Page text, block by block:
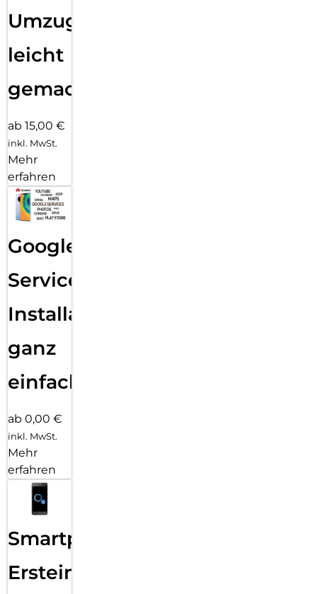
Umzug
leicht
gemacht!
ab 15,00 €
inkl. MwSt.
Mehr
erfahren
Google
Services
Installation
ganz
einfach
ab 0,00 €
inkl. MwSt.
Mehr
erfahren
Smartphone
Ersteinrichtung